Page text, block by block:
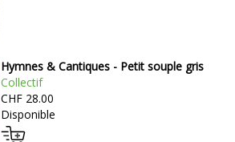
Hymnes & Cantiques - Petit souple gris
Collectif
CHF 28.00
Disponible